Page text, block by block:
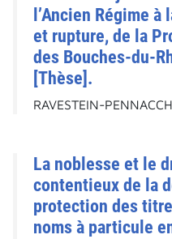
l’Ancien Régime
et rupture, de la
des Bouches-du-
[Thèse].
RAVESTEIN-
La noblesse et le
contentieux de la
protection des
noms à particule